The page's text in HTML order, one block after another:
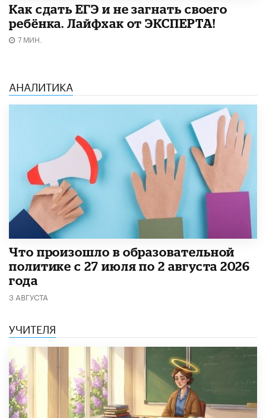
​Как сдать ЕГЭ и не загнать своего
ребёнка. Лайфхак от ЭКСПЕРТА!
7 МИН.
АНАЛИТИКА
​Что произошло в образовательной
политике с 27 июля по 2 августа 2026
года
3 АВГУСТА
УЧИТЕЛЯ